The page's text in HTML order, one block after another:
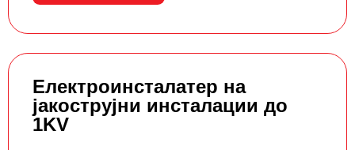
Електроинсталатер на
јакострујни инсталации до
1KV